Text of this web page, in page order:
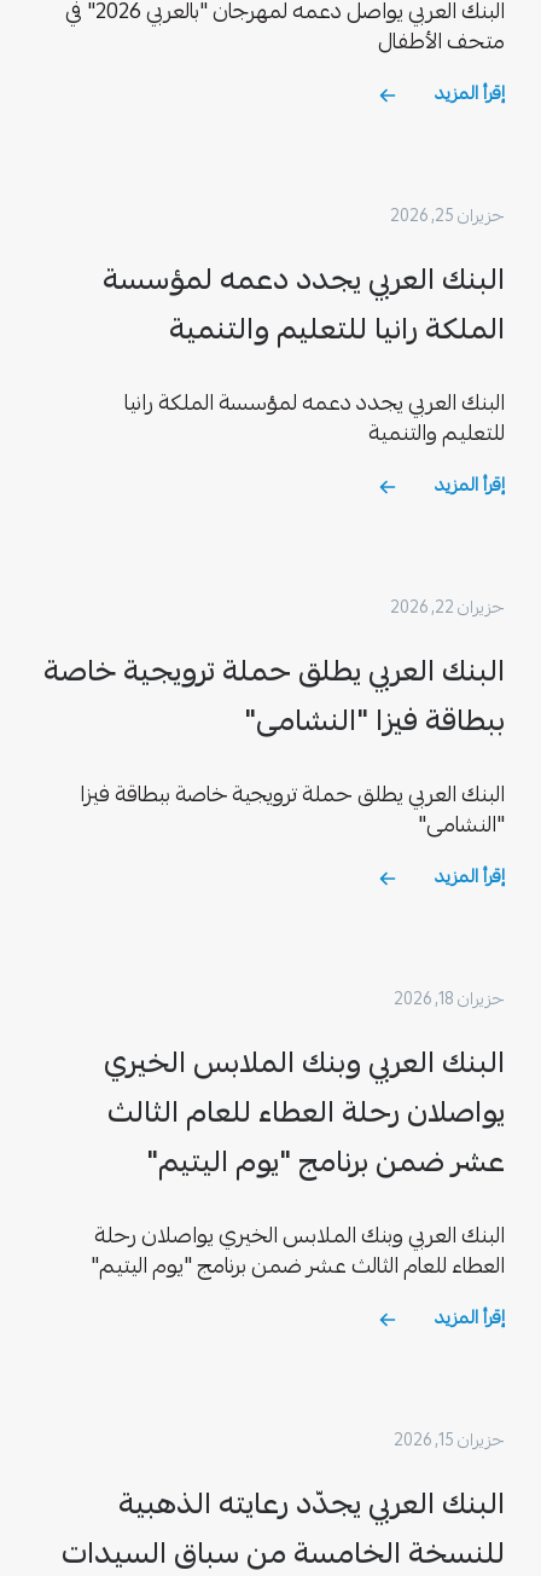
البنك العربي يواصل دعمه لمهرجان "بالعربي 2026" في
متحف الأطفال
إقرأ المزيد
حزيران 25, 2026
البنك العربي يجدد دعمه لمؤسسة
الملكة رانيا للتعليم والتنمية
البنك العربي يجدد دعمه لمؤسسة الملكة رانيا
للتعليم والتنمية
إقرأ المزيد
حزيران 22, 2026
البنك العربي يطلق حملة ترويجية خاصة
ببطاقة فيزا "النشامى"
البنك العربي يطلق حملة ترويجية خاصة ببطاقة فيزا
"النشامى"
إقرأ المزيد
حزيران 18, 2026
البنك العربي وبنك الملابس الخيري
يواصلان رحلة العطاء للعام الثالث
عشر ضمن برنامج "يوم اليتيم"
البنك العربي وبنك الملابس الخيري يواصلان رحلة
العطاء للعام الثالث عشر ضمن برنامج "يوم اليتيم"
إقرأ المزيد
حزيران 15, 2026
البنك العربي يجدّد رعايته الذهبية
للنسخة الخامسة من سباق السيدات